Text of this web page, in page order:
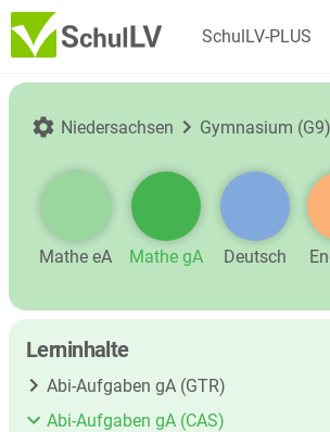
SchulLV-PLUS
Niedersachsen Gymnasium (G9)
Mathe eA Mathe gA Deutsch
Lerninhalte
Abi-Aufgaben gA (GTR)
Abi-Aufgaben gA (CAS)